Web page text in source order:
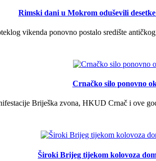
Rimski dani u Mokrom oduševili
vikenda ponovno postalo središte
Crnačko silo ponovno
Briješka zvona, HKUD Crnač i ove
Široki Brijeg tijekom kolovoza